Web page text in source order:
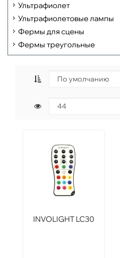
Ультрафиолет
Ультрафиолетовые лампы
Фермы для сцены
Фермы треугольные
INVOLIGHT LC30